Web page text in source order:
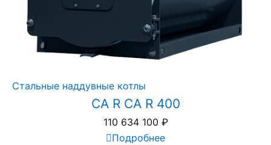
Стальные наддувные котлы
CA R CA R 400
110 634 100 ₽
Подробнее